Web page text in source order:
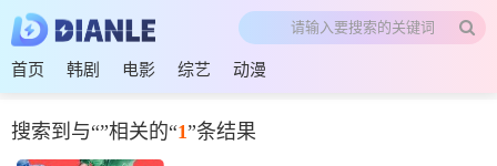
首页 韩剧 电影 综艺 动漫
搜索到与“”相关的“1”条结果